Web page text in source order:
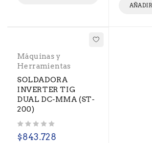
Máquinas y
Herramientas
SOLDADORA
INVERTER TIG
DUAL DC-MMA (ST-
200)
$843.728